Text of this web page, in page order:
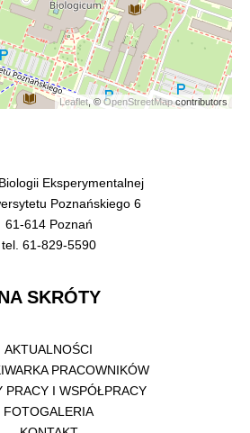
Leaflet, ©OpenStreetMapcontributors
Eksperymentalnej
Poznańskiego 6
61-614 Poznań
tel. 61-829-5590
SKRÓTY
AKTUALNOŚCI
PRACOWNIKÓW
PRACY I WSPÓŁPRACY
FOTOGALERIA